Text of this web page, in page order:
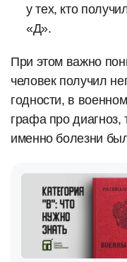
у тех, кто
«Д».
При этом важно
человек получил
годности, в
графа про диагноз,
именно болезни